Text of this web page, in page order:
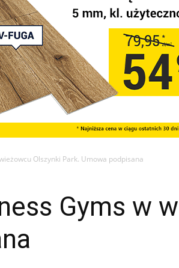
Olszynki Park. Umowa podpisana
Gyms w